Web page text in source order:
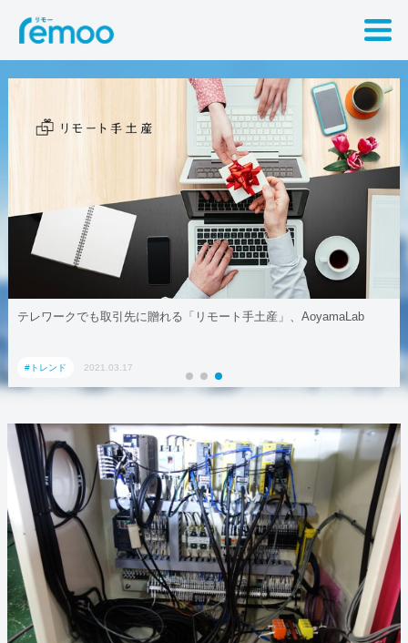
テレワークでも取引先に贈れる「リモート手土産」、AoyamaLab
#トレンド 2021.03.17